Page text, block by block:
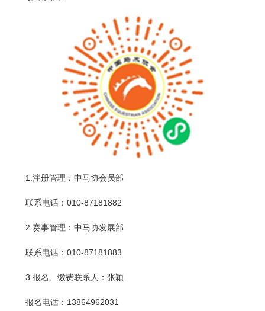
1.注册管理：中马协会员部
联系电话：010-87181882
2.赛事管理：中马协发展部
联系电话：010-87181883
3.报名、缴费联系人：张颖
报名电话：13864962031